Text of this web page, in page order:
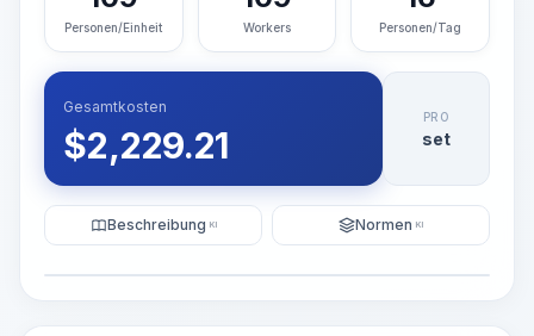
Personen/Einheit Workers Personen/Tag
Gesamtkosten
$2,229.21
PRO
set
Beschreibung KI Normen KI